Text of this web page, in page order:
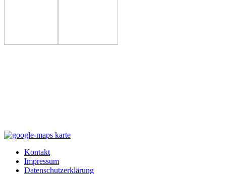
Kontakt
Impressum
Datenschutzerklärung